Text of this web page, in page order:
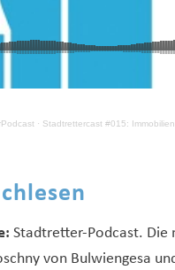
· Stadtrettercast #015:
Stadtretter-Podcast. Die
von Bulwiengesa